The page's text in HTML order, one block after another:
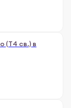
(Т4 св.) в